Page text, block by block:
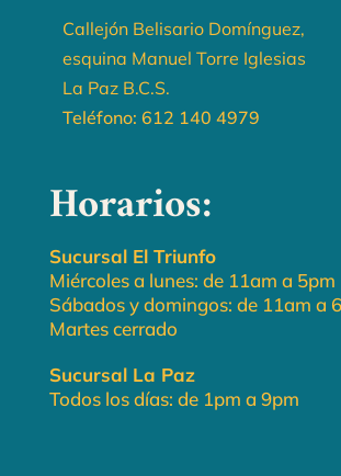
Callejón Belisario Domínguez,
esquina Manuel Torre Iglesias
La Paz B.C.S.
Teléfono: 612 140 4979
Horarios:
Sucursal El Triunfo
Miércoles a lunes: de 11am a 5pm
Sábados y domingos: de 11am a
Martes cerrado
Sucursal La Paz
Todos los días: de 1pm a 9pm